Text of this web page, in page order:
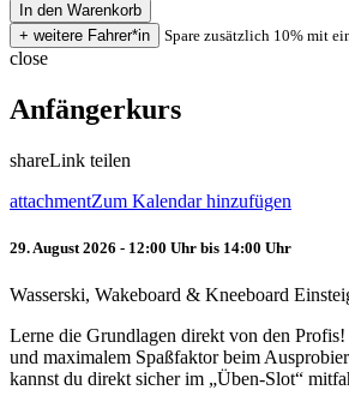
Spare zusätzlich 10% mit
close
Anfängerkurs
shareLink teilen
attachmentZum Kalendar hinzufügen
29. August 2026 - 12:00 Uhr bis 14:00 Uhr
Wasserski, Wakeboard & Kneeboard
Lerne die Grundlagen direkt von den
und maximalem Spaßfaktor beim
kannst du direkt sicher im „Üben-Slot“